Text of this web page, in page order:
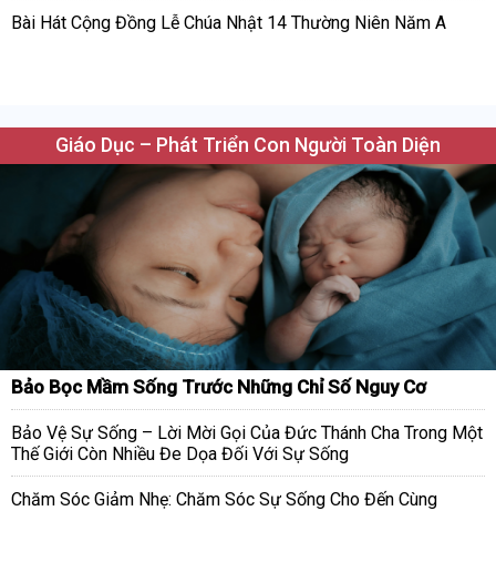
Bài Hát Cộng Đồng Lễ Chúa Nhật 14 Thường Niên Năm A
Giáo Dục – Phát Triển Con Người Toàn Diện
Bảo Bọc Mầm Sống Trước Những Chỉ Số Nguy Cơ
Bảo Vệ Sự Sống – Lời Mời Gọi Của Đức Thánh Cha Trong Một
Thế Giới Còn Nhiều Đe Dọa Đối Với Sự Sống
Chăm Sóc Giảm Nhẹ: Chăm Sóc Sự Sống Cho Đến Cùng